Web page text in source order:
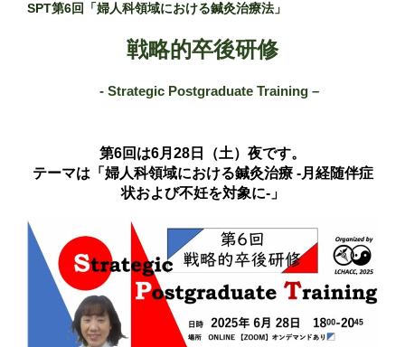
SPT第6回「婦人科領域における鍼灸治療法」
戦略的卒後研修
- Strategic Postgraduate Training –
第6回は6月28日（土）夜です。
テーマは「婦人科領域における鍼灸治療 -月経随伴症
状および不妊を対象に-」